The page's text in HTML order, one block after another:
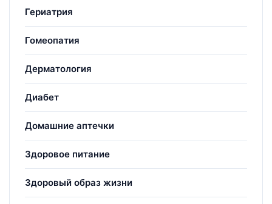
Гериатрия
Гомеопатия
Дерматология
Диабет
Домашние аптечки
Здоровое питание
Здоровый образ жизни